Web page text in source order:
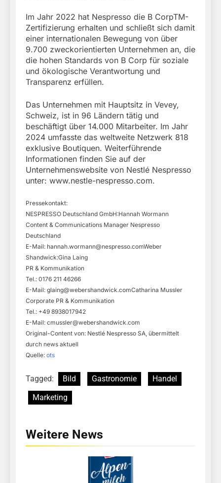
Im Jahr 2022 hat Nespresso die B CorpTM-
Zertifizierung erhalten und schließt sich damit
einer internationalen Bewegung von über
9.700 zweckorientierten Unternehmen an, die
die hohen Standards von B Corp für soziale
und ökologische Verantwortung und
Transparenz erfüllen.
Das Unternehmen mit Hauptsitz in Vevey,
Schweiz, ist in 96 Ländern tätig und
beschäftigt über 14.000 Mitarbeiter. Im Jahr
2024 umfasste das weltweite Netzwerk 818
exklusive Boutiquen. Weiterführende
Informationen finden Sie auf der
Unternehmenswebsite von Nestlé Nespresso
unter: www.nestle-nespresso.com.
Pressekontakt:
NESPRESSO Deutschland GmbH:Hannah Wormann
Content & Communications Manager Nespresso
Deutschland
E-Mail: hannah.wormann@nespresso.comWeber
Shandwick:Gina Laing
PR & Kommunikation
Tel.: 0176 211 46266
E-Mail: glaing@webershandwick.comCatharina Mussler
Corporate PR & Kommunikation
Tel.: +49 8938017942
E-Mail: cmussler@webershandwick.com
Original-Content von: Nestlé Nespresso SA, übermittelt
durch news aktuell
Quelle: ots
Tagged: Bild Gastronomie
Handel
Marketing
Weitere News